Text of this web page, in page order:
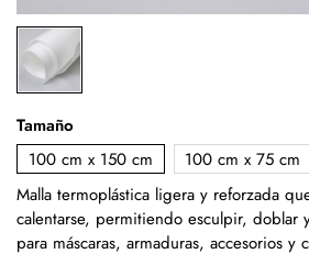
Tamaño
100 cm x 150 cm
100 cm x 75 cm
Malla termoplástica ligera y reforzada
calentarse, permitiendo esculpir, doblar
para máscaras, armaduras, accesorios y